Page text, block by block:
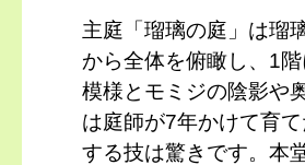
主庭「瑠璃の庭」は瑠
から全体を俯瞰し、1
模様とモミジの陰影や
は庭師が7年かけて育
する技は驚きです。本